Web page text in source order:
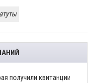
получили квитанции